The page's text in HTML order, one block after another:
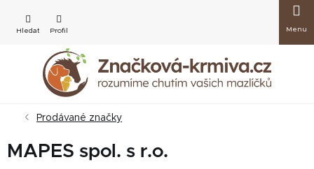
obsah
košík
Prodávané značky
MAPES spol. s r.o.